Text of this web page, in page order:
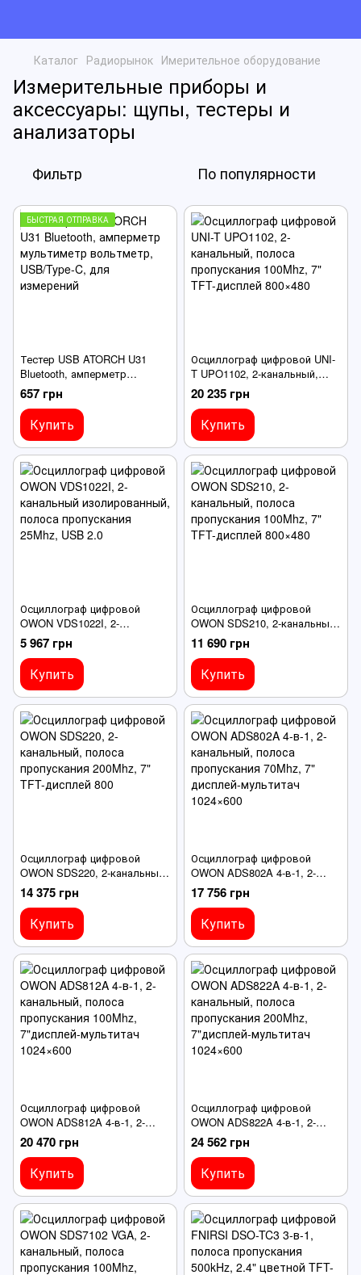
Каталог Радиорынок Имерительное оборудование
Измерительные приборы и
аксессуары: щупы, тестеры и
анализаторы
Фильтр По популярности
БЫСТРАЯ ОТПРАВКА
Тестер USB ATORCH U31
Bluetooth, амперметр
мультиметр вольтметр,
USB/Type-C, для измерений
657 грн
Купить
Осциллограф цифровой UNI-
T UPO1102, 2-канальный,
полоса пропускания 100Mhz,
7" TFT-дисплей 800×480
20 235 грн
Купить
Осциллограф цифровой
OWON VDS1022I, 2-
канальный изолированный,
полоса пропускания 25Mhz,
USB 2.0
5 967 грн
Купить
Осциллограф цифровой
OWON SDS210, 2-канальный,
полоса пропускания 100Mhz,
7" TFT-дисплей 800×480
11 690 грн
Купить
Осциллограф цифровой
OWON SDS220, 2-канальный,
полоса пропускания 200Mhz,
7" TFT-дисплей 800
14 375 грн
Купить
Осциллограф цифровой
OWON ADS802A 4-в-1, 2-
канальный, полоса
пропускания 70Mhz, 7"
дисплей-мультитач 1024×600
17 756 грн
Купить
Осциллограф цифровой
OWON ADS812A 4-в-1, 2-
канальный, полоса
пропускания 100Mhz,
7"дисплей-мультитач
1024×600
20 470 грн
Купить
Осциллограф цифровой
OWON ADS822A 4-в-1, 2-
канальный, полоса
пропускания 200Mhz,
7"дисплей-мультитач
1024×600
24 562 грн
Купить